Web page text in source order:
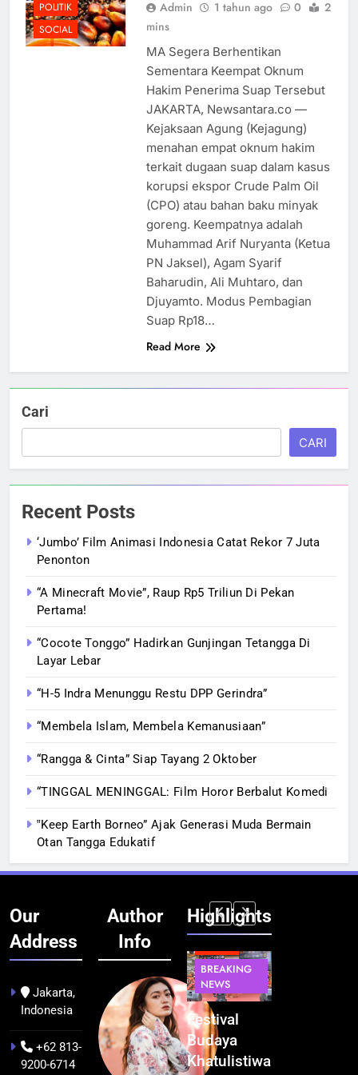
POLITIK
SOCIAL
Admin 1 tahun ago 0
2
mins
MA Segera Berhentikan
Sementara Keempat Oknum
Hakim Penerima Suap Tersebut
JAKARTA, Newsantara.co —
Kejaksaan Agung (Kejagung)
menahan empat oknum hakim
terkait dugaan suap dalam kasus
korupsi ekspor Crude Palm Oil
(CPO) atau bahan baku minyak
goreng. Keempatnya adalah
Muhammad Arif Nuryanta (Ketua
PN Jaksel), Agam Syarif
Baharudin, Ali Muhtaro, dan
Djuyamto. Modus Pembagian
Suap Rp18…
Read More
Cari
CARI
Recent Posts
‘Jumbo’ Film Animasi Indonesia Catat Rekor 7 Juta
Penonton
“A Minecraft Movie”, Raup Rp5 Triliun Di Pekan
Pertama!
“Cocote Tonggo” Hadirkan Gunjingan Tetangga Di
Layar Lebar
“H-5 Indra Menunggu Restu DPP Gerindra”
“Membela Islam, Membela Kemanusiaan”
“Rangga & Cinta” Siap Tayang 2 Oktober
“TINGGAL MENINGGAL: Film Horor Berbalut Komedi
‟Keep Earth Borneo” Ajak Generasi Muda Bermain
Otan Tangga Edukatif
Our
Address
Jakarta,
Indonesia
+62 813-
9200-6714
Author
Info
Highlights
BERITA
NEWS
Kualitas
Pramuwisata
Dukung
TEKNOLOGI
Indonesia
Resmi
Bangun AI
BREAKING
NEWS
Festival
Budaya
Khatulistiwa